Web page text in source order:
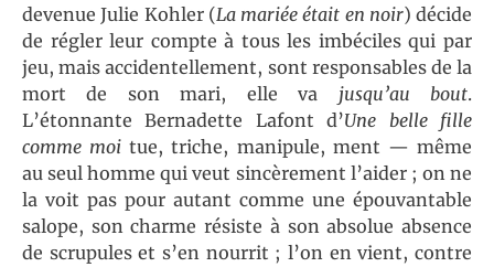
devenue Julie Kohler (La mariée était en noir) décide
de régler leur compte à tous les imbéciles qui par
jeu, mais accidentellement, sont responsables de la
mort de son mari, elle va jusqu’au bout.
L’étonnante Bernadette Lafont d’Une belle fille
comme moi tue, triche, manipule, ment — même
au seul homme qui veut sincèrement l’aider ; on ne
la voit pas pour autant comme une épouvantable
salope, son charme résiste à son absolue absence
de scrupules et s’en nourrit ; l’on en vient, contre